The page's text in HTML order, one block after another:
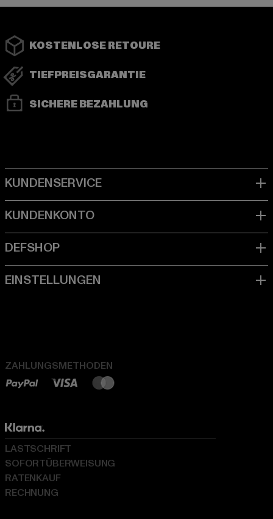
KOSTENLOSE RETOURE
TIEFPREISGARANTIE
SICHERE BEZAHLUNG
ZAHLUNGSMETHODEN
LASTSCHRIFT
SOFORTÜBERWEISUNG
RATENKAUF
RECHNUNG